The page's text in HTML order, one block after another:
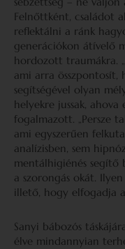
Felnőttként, családot
reflektálni a ránk
generációkon átívelő
hordozott traumákra.
ami arra összpontosít,
segítségével olyan
helyekre jussak, ahova
fogalmazott. „Persze
ami egyszerűen
analízisben, sem
mentálhigiénés segítő
a szorongás okát.
illető, hogy elfogadja a
Sanyi bábozós
élve mindannyian